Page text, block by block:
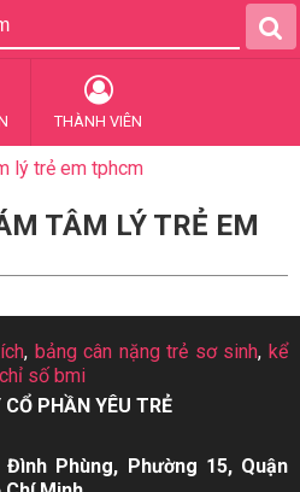
THÀNH VIÊN
lý trẻ em tphcm
TÂM LÝ TRẺ EM
, bảng cân nặng trẻ sơ sinh,kể
chỉ số bmi
CỔ PHẦN YÊU TRẺ
Phùng, Phường 15, Quận